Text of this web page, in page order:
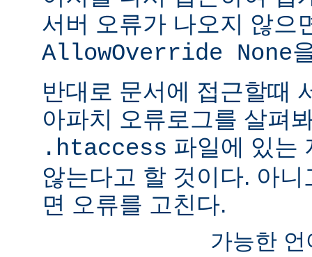
서버 오류가 나오지 않으
AllowOverride None
반대로 문서에 접근할때
아파치 오류로그를 살펴
.htaccess 파일에 있는
않는다고 할 것이다. 아
면 오류를 고친다.
가능한